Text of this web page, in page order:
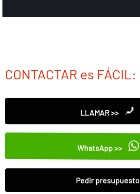
CONTACTAR es FÁCIL:
LLAMAR >>
WhatsApp >>
Pedir presupuesto